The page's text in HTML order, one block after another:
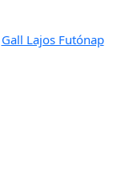
Gall Lajos Futónap